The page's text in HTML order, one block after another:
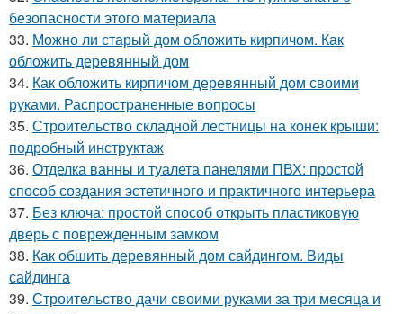
безопасности этого материала
33. Можно ли старый дом обложить кирпичом. Как
обложить деревянный дом
34. Как обложить кирпичом деревянный дом своими
руками. Распространенные вопросы
35. Строительство складной лестницы на конек крыши:
подробный инструктаж
36. Отделка ванны и туалета панелями ПВХ: простой
способ создания эстетичного и практичного интерьера
37. Без ключа: простой способ открыть пластиковую
дверь с поврежденным замком
38. Как обшить деревянный дом сайдингом. Виды
сайдинга
39. Строительство дачи своими руками за три месяца и